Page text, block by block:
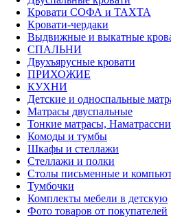
Кровати СОФА и ТАХТА
Кровати-чердаки
Выдвижные и выкатные
СПАЛЬНИ
Двухъярусные кровати
ПРИХОЖИЕ
КУХНИ
Детские и односпальные
Матрасы двуспальные
Тонкие матрасы,
Комоды и тумбы
Шкафы и стеллажи
Стеллажи и полки
Столы письменные и
Тумбочки
Комплекты мебели в детскую
Фото товаров от покупателей